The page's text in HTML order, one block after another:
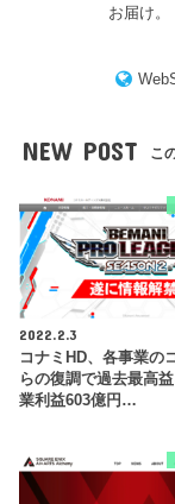
お届け。
NEW POST こ
2022.2.3
コナミHD、各事業の
らの復調で過去最高
業利益603億円…